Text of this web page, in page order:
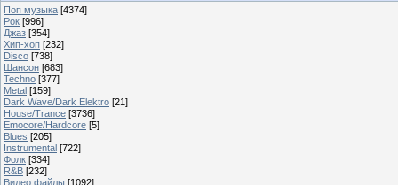
Поп музыка [4374]
Рок [996]
Джаз [354]
Хип-хоп [232]
Disco [738]
Шансон [683]
Techno [377]
Metal [159]
Dark Wave/Dark Elektro [21]
House/Trance [3736]
Emocore/Hardcore [5]
Blues [205]
Instrumental [722]
Фолк [334]
R&B [232]
Видео файлы [1092]